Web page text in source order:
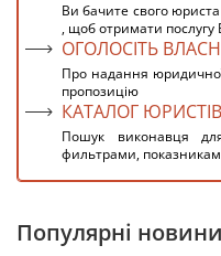
Ви бачите свого
, щоб отримати послугу
ОГОЛОСІТЬ
Про надання
пропозицію
КАТАЛОГ ЮРИСТІВ
Пошук виконавця
фильтрами,
Популярні новини